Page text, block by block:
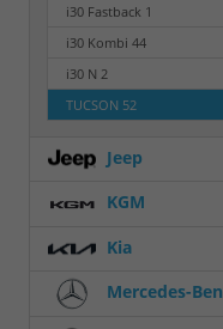
i30 Fastback 1
i30 Kombi 44
i30 N 2
TUCSON 52
Jeep
KGM
Kia
Mercedes-